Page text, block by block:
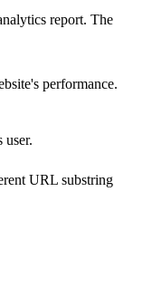
report. The
performance.
user.
URL substring